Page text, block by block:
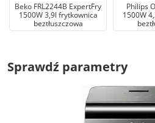
Beko FRL2244B ExpertFry
1500W 3,9l frytkownica
beztłuszczowa
Philips
1500W
Sprawdź parametry